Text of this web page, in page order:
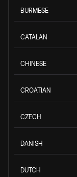
BURMESE
CATALAN
CHINESE
CROATIAN
CZECH
DANISH
DUTCH